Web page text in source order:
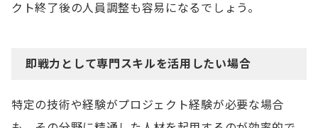
クト終了後の人員調整も容易になるでしょう。
即戦力として専門スキルを活用したい場合
特定の技術や経験がプロジェクト経験が必要な場合